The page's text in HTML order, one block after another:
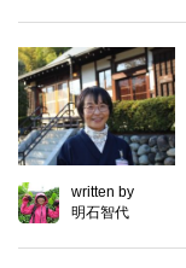
written by
明石智代